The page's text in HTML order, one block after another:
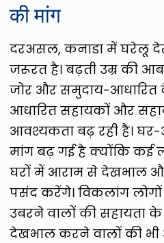
की मांग
दरअसल, कनाडा में घरेलू
जरूरत है। बढ़ती उम्र की
जोर और समुदाय-
आधारित सहायकों और
आवश्यकता बढ़ रही है।
मांग बढ़ गई है क्योंकि कई
घरों में आराम से देखभाल और
पसंद करेंगे। विकलांग लोगों
उबरने वालों की सहायता
देखभाल करने वालों की भी